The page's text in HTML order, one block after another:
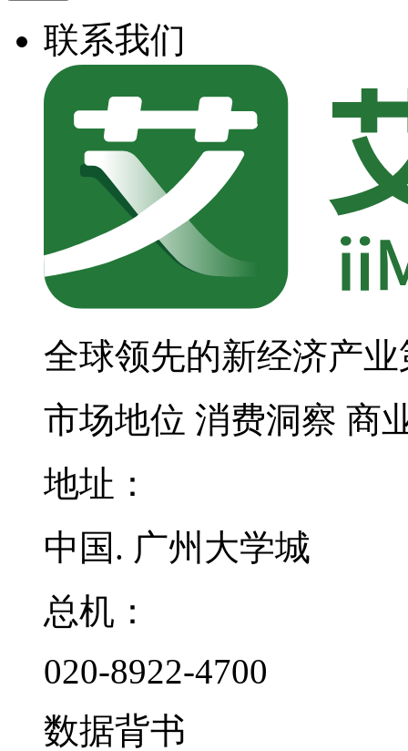
联系我们
全球领先的新经济产
市场地位 消费洞察 商
地址：
中国. 广州大学城
总机：
020-8922-4700
数据背书